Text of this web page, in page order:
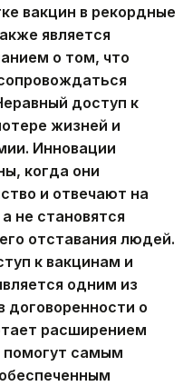
вакцин в рекордные
является
о том, что
доступ к
жизней и
Инновации
когда они
и отвечают на
не становятся
отставания людей.
к вакцинам и
одним из
договоренности о
расширением
помогут самым